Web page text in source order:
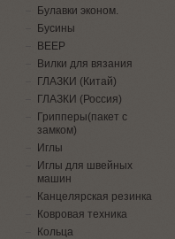
Булавки эконом.
Бусины
ВЕЕР
Вилки для вязания
ГЛАЗКИ (Китай)
ГЛАЗКИ (Россия)
Грипперы(пакет с
замком)
Иглы
Иглы для швейных
машин
Канцелярская резинка
Ковровая техника
Кольца